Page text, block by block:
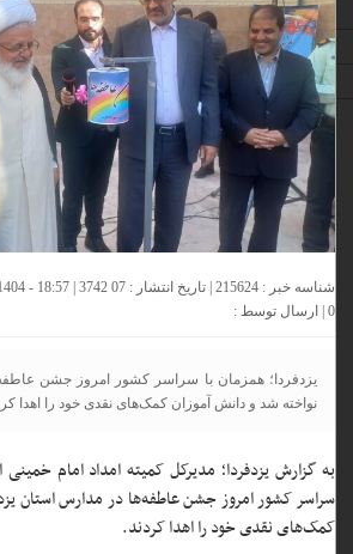
شناسه خبر : 215624 | تاریخ انتشار : 07 Mehr 1404 - 18:57 | 3742 بازدید | تعداد دیدگاه :
| ارسال توسط :
یزدفردا؛ همزمان با سراسر کشور امروز جشن
نواخته شد و دانش آموزان کمک‌های نقدی خود را اهدا
به گزارش یزدفردا؛ مدیرکل کمیته امداد امام خمینی
سراسر کشور امروز جشن عاطفه‌ها در مدارس استان یزد
کمک‌های نقدی خود را اهدا کردند.